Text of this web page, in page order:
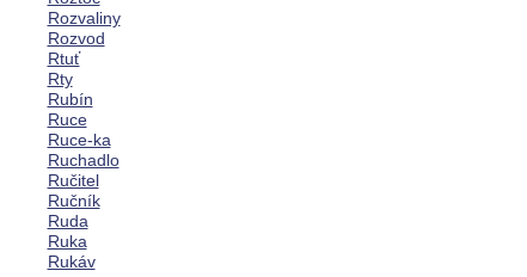
Rozvaliny
Rozvod
Rtuť
Rty
Rubín
Ruce
Ruce-ka
Ruchadlo
Ručitel
Ručník
Ruda
Ruka
Rukáv